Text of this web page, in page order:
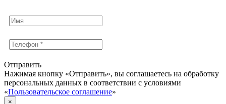
Отправить
Нажимая кнопку «Отправить», вы соглашаетесь на обработку
персональных данных в соответствии с условиями
«Пользовательское соглашение»
×